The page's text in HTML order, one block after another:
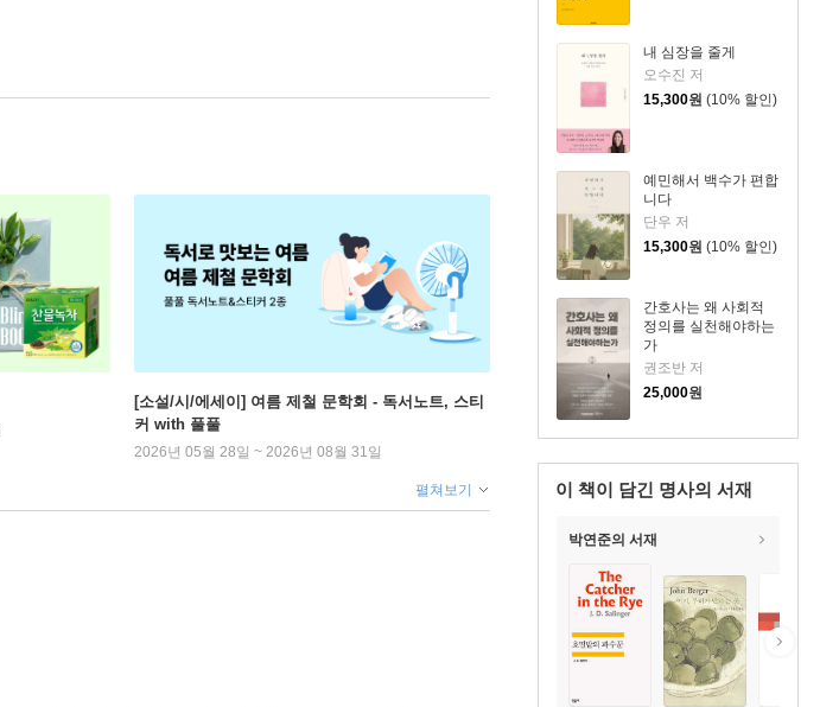
내 심장을 줄게
오수진 저
15,300원 (10% 할인)
예민해서 백수가 편합
니다
단우 저
15,300원 (10% 할인)
간호사는 왜 사회적
정의를 실천해야하는
가
권조반 저
25,000원
이 책이 담긴 명사의 서재
박연준의 서재
[소설/시/에세이] 여름 제철 문학회 - 독서노트, 스티
커 with 풀풀
2026년 05월 28일 ~ 2026년 08월 31일
펼쳐보기